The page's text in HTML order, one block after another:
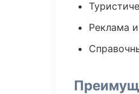
Реклама